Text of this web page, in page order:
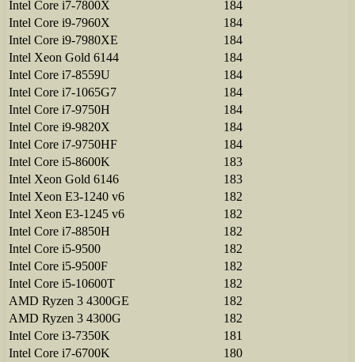
Intel Core i7-7800X
184
Intel Core i9-7960X
184
Intel Core i9-7980XE
184
Intel Xeon Gold 6144
184
Intel Core i7-8559U
184
Intel Core i7-1065G7
184
Intel Core i7-9750H
184
Intel Core i9-9820X
184
Intel Core i7-9750HF
184
Intel Core i5-8600K
183
Intel Xeon Gold 6146
183
Intel Xeon E3-1240 v6
182
Intel Xeon E3-1245 v6
182
Intel Core i7-8850H
182
Intel Core i5-9500
182
Intel Core i5-9500F
182
Intel Core i5-10600T
182
AMD Ryzen 3 4300GE
182
AMD Ryzen 3 4300G
182
Intel Core i3-7350K
181
Intel Core i7-6700K
180